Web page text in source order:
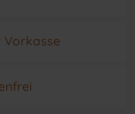
Vorkasse